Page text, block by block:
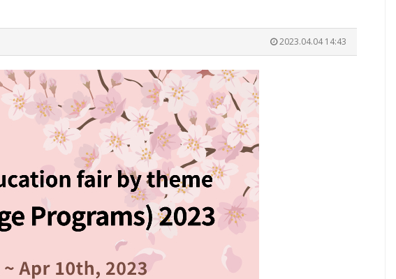
2023.04.04 14:43